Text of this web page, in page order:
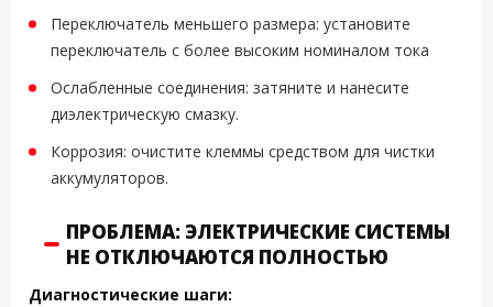
Переключатель меньшего размера: установите
переключатель с более высоким номиналом тока
Ослабленные соединения: затяните и нанесите
диэлектрическую смазку.
Коррозия: очистите клеммы средством для чистки
аккумуляторов.
ПРОБЛЕМА: ЭЛЕКТРИЧЕСКИЕ СИСТЕМЫ
НЕ ОТКЛЮЧАЮТСЯ ПОЛНОСТЬЮ
Диагностические шаги: